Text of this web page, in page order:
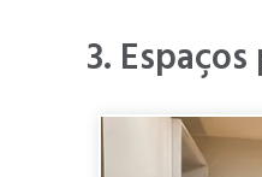
3.